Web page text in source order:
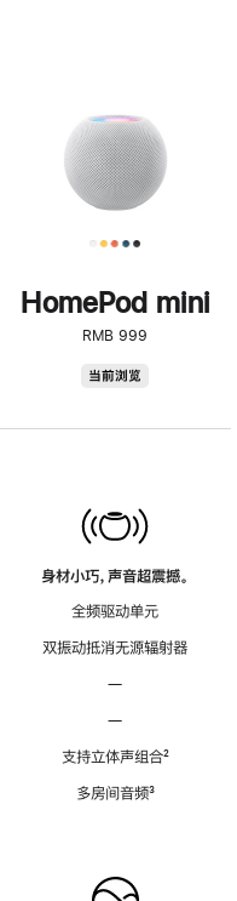
HomePod mini
RMB 999
当前浏览
身材小巧，声音超震撼。
全频驱动单元
双振动抵消无源辐射器
—
—
支持立体声组合脚
²
多房间音频脚
³